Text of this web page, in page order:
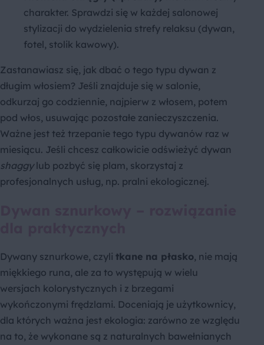
charakter. Sprawdzi się w każdej salonowej
stylizacji do wydzielenia strefy relaksu (dywan,
fotel, stolik kawowy).
Zastanawiasz się, jak dbać o tego typu dywan z
długim włosiem? Jeśli znajduje się w salonie,
odkurzaj go codziennie, najpierw z włosem, potem
pod włos, usuwając pozostałe zanieczyszczenia.
Ważne jest też trzepanie tego typu dywanów raz w
miesiącu. Jeśli chcesz całkowicie odświeżyć dywan
shaggylub pozbyć się plam, skorzystaj z
profesjonalnych usług, np. pralni ekologicznej.
Dywany sznurkowe, czyli tkane na płasko, nie mają
miękkiego runa, ale za to występują w wielu
wersjach kolorystycznych i z brzegami
wykończonymi frędzlami. Doceniają je użytkownicy,
dla których ważna jest ekologia: zarówno ze względu
na to, że wykonane są z naturalnych bawełnianych